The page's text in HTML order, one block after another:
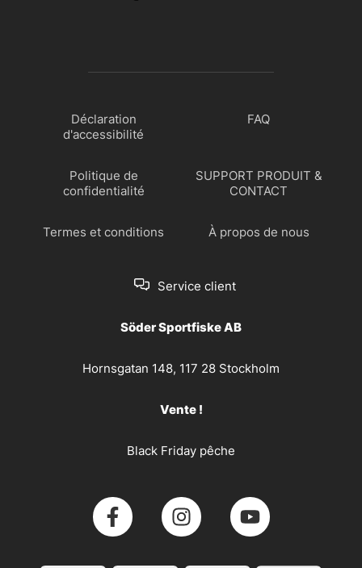
Déclaration
d'accessibilité
FAQ
Politique de
confidentialité
SUPPORT PRODUIT &
CONTACT
Termes et conditions À propos de nous
Service client
Söder Sportfiske AB
Hornsgatan 148, 117 28 Stockholm
Vente !
Black Friday pêche